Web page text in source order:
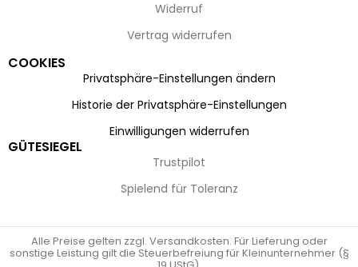
Widerruf
Vertrag widerrufen
COOKIES
Privatsphäre-Einstellungen ändern
Historie der Privatsphäre-Einstellungen
Einwilligungen widerrufen
GÜTESIEGEL
Trustpilot
Spielend für Toleranz
Alle Preise gelten zzgl. Versandkosten. Für Lieferung oder
sonstige Leistung gilt die Steuerbefreiung für Kleinunternehmer (§